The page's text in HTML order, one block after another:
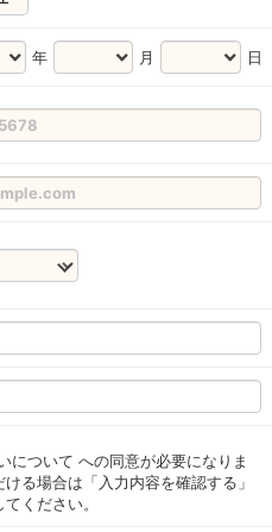
年 月 日
について への同意が必要になりま
る場合は「入力内容を確認する」
ください。